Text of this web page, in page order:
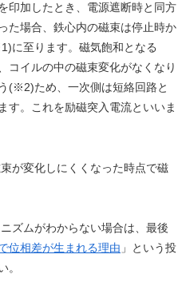
印加したとき、電源遮断時と同方
た場合、鉄心内の磁束は停止時か
に至ります。磁気飽和となる
コイルの中の磁束変化がなくなり
(※2)ため、一次側は短絡回路と
す。これを励磁突入電流といいま
が変化しにくくなった時点で磁
ズムがわからない場合は、最後
位相差が生まれる理由 」という投
。